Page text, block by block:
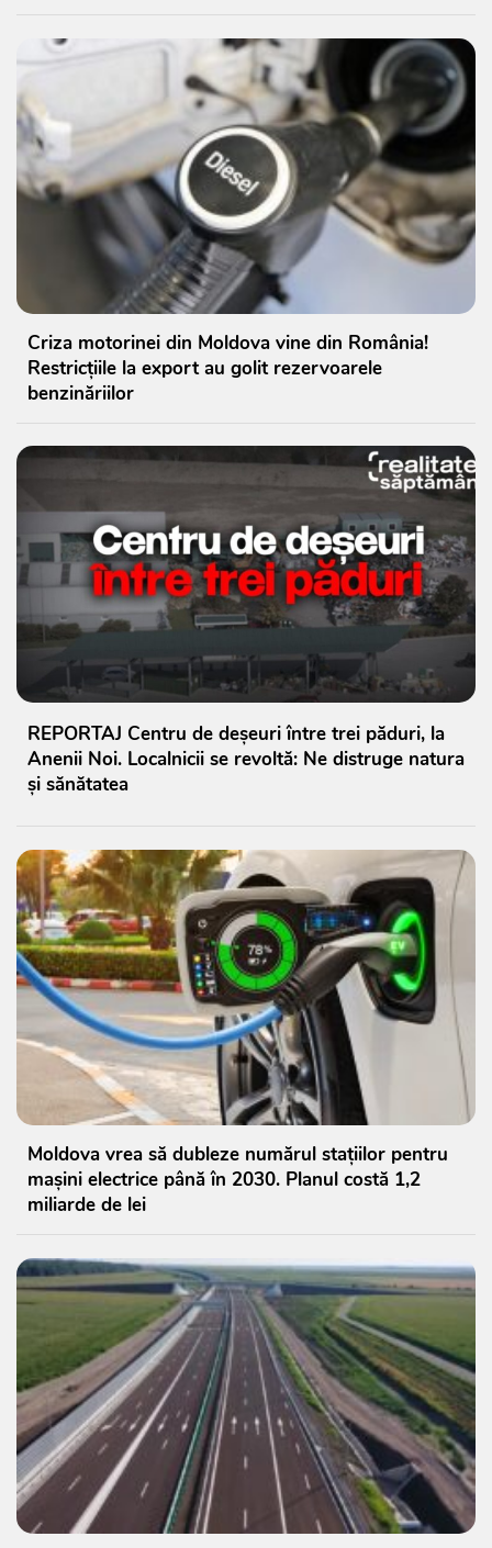
Criza motorinei din Moldova vine din România!
Restricțiile la export au golit rezervoarele
benzinăriilor
REPORTAJ Centru de deșeuri între trei păduri, la
Anenii Noi. Localnicii se revoltă: Ne distruge natura
și sănătatea
Moldova vrea să dubleze numărul stațiilor pentru
mașini electrice până în 2030. Planul costă 1,2
miliarde de lei